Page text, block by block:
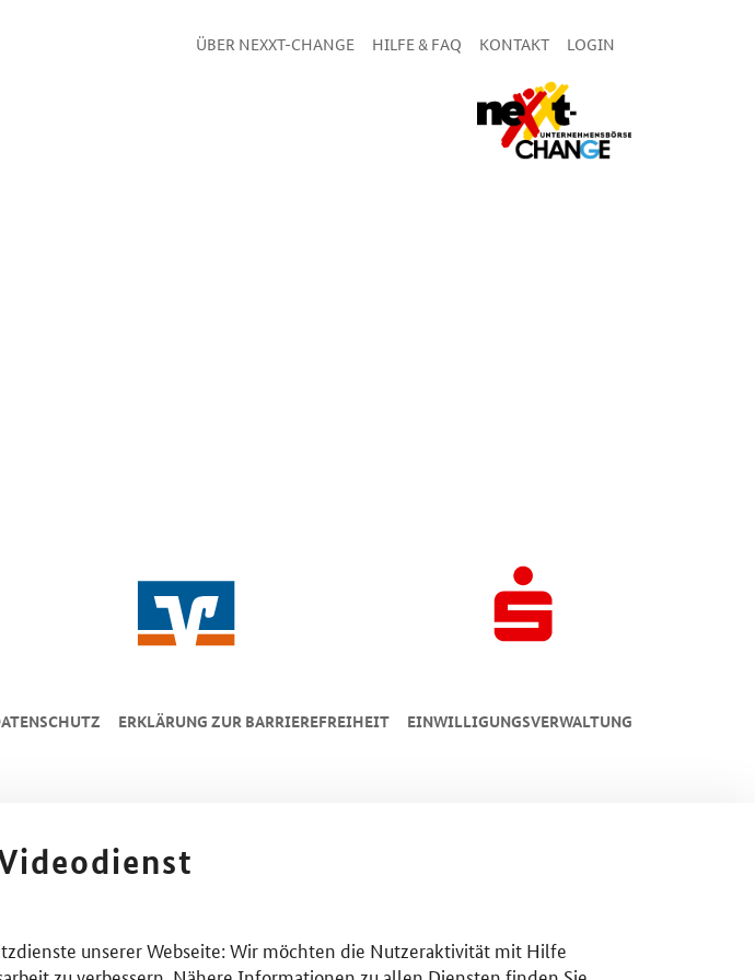
ÜBER NEXXT-CHANGE HILFE & FAQ KONTAKT LOGIN
ERKLÄRUNG ZUR BARRIEREFREIHEIT EINWILLIGUNGSVERWALTUNG
unserer Webseite: Wir möchten die Nutzeraktivität mit Hilfe